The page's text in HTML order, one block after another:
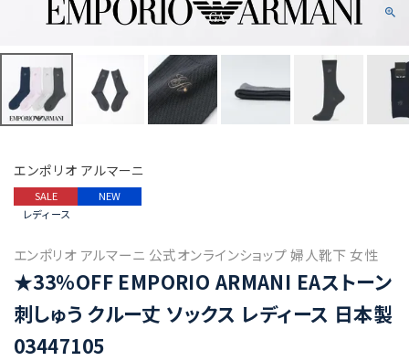
エンポリオ アルマーニ
SALE
NEW
レディース
エンポリオ アルマーニ 公式オンラインショップ 婦人靴下 女性
★33％OFF EMPORIO ARMANI EAストーン
刺しゅう クルー丈 ソックス レディース 日本製
03447105